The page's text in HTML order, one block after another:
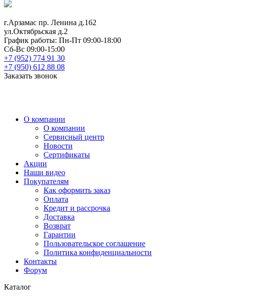
г.Арзамас пр. Ленина д.162
ул.Октябрьская д.2
График работы: Пн-Пт 09:00-18:00
Сб-Вс 09:00-15:00
+7 (952) 774 91 30
+7 (950) 612 88 08
Заказать звонок
О компании
О компании
Сервисный центр
Новости
Сертификаты
Акции
Наши видео
Покупателям
Как оформить заказ
Оплата
Кредит и рассрочка
Доставка
Возврат
Гарантии
Пользовательское соглашение
Политика конфиденциальности
Контакты
Форум
Каталог